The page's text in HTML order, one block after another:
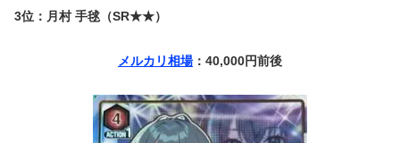
3位：月村 手毬（SR★★）
メルカリ相場：40,000円前後